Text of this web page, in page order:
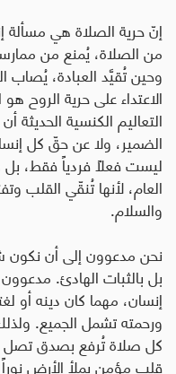
إنّ حرية الصلاة هي مسألة
من الصلاة، يُمنع من
وحين تُقيَّد العبادة،
الاعتداء على حرية الروح
التعاليم الكنسية الحديثة
الضمير، ولا عن حقّ كل
ليست فعلاً فردياً فقط،
العام، لأنها تُنقّي القلب
والسلام.
نحن مدعوون إلى أن نكون
بل بالثبات الهادئ.
إنسان، مهما كان دينه أو
ورحمته تشمل الجميع.
كل صلاة تُرفع بصدق تصل
قلب مؤمن يملأ الأرض